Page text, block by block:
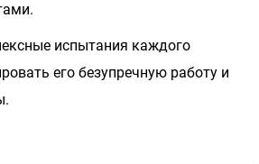
испытания каждого
его безупречную работу и